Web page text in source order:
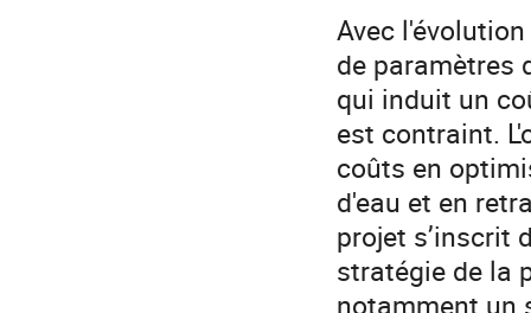
Avec
de paramètres
qui induit un
est contraint.
coûts en
d'eau et en
projet s’inscrit
stratégie de la
notamment un